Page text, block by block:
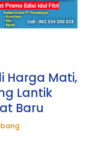
Harga Mati,
Lantik
Baru